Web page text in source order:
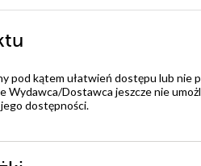
pod kątem ułatwień dostępu lub nie
Dostawca jeszcze nie
dostępności.